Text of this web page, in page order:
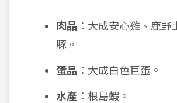
肉品 ：大成安心雞、鹿野
豚。
蛋品 ：大成白色巨蛋。
水產 ：根島蝦。